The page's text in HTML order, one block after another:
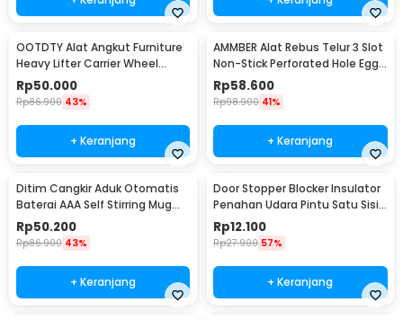
OOTDTY Alat Angkut Furniture
Heavy Lifter Carrier Wheel
Mover Device - FTS31
Rp50.000
Rp86.900 43%
+ Keranjang
AMMBER Alat Rebus Telur 3 Slot
Non-Stick Perforated Hole Egg
Poacher - YD16
Rp58.600
Rp98.900 41%
+ Keranjang
Ditim Cangkir Aduk Otomatis
Baterai AAA Self Stirring Mug
380ml - HQ-630
Rp50.200
Rp86.900 43%
+ Keranjang
Door Stopper Blocker Insulator
Penahan Udara Pintu Satu Sisi
94cm - DK1S
Rp12.100
Rp27.900 57%
+ Keranjang